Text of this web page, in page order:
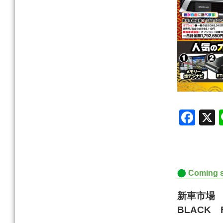
F
b
o
o
Coming
新車市場
BLACK